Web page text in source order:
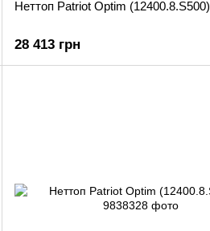
Неттоп Patriot Optim (12400.8.S500)
28 413 грн